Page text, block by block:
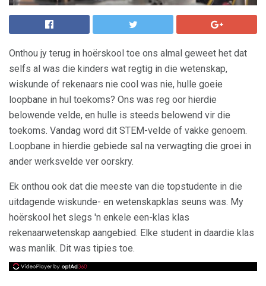
Onthou jy terug in hoërskool toe ons almal geweet het dat
selfs al was die kinders wat regtig in die wetenskap,
wiskunde of rekenaars nie cool was nie, hulle goeie
loopbane in hul toekoms? Ons was reg oor hierdie
belowende velde, en hulle is steeds belowend vir die
toekoms. Vandag word dit STEM-velde of vakke genoem.
Loopbane in hierdie gebiede sal na verwagting die groei in
ander werksvelde ver oorskry.
Ek onthou ook dat die meeste van die topstudente in die
uitdagende wiskunde- en wetenskapklas seuns was. My
hoërskool het slegs 'n enkele een-klas klas
rekenaarwetenskap aangebied. Elke student in daardie klas
was manlik. Dit was tipies toe.